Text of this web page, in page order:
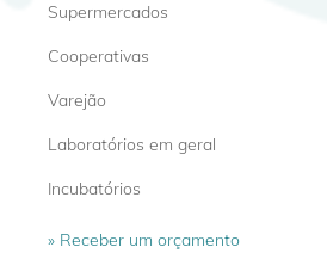
Supermercados
Cooperativas
Varejão
Laboratórios em geral
Incubatórios
» Receber um orçamento